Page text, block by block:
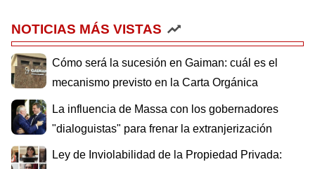
NOTICIAS MÁS VISTAS
Cómo será la sucesión en Gaiman: cuál es el
mecanismo previsto en la Carta Orgánica
La influencia de Massa con los gobernadores
"dialoguistas" para frenar la extranjerización
Ley de Inviolabilidad de la Propiedad Privada: